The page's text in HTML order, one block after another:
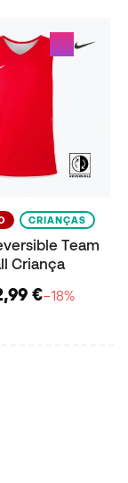
CRIANÇAS
Team
Criança
€−18%